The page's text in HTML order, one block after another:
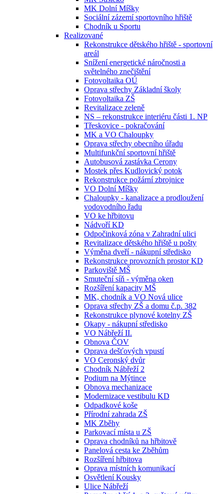
MK Dolní Míšky
Sociální zázemí sportovního hřiště
Chodník u Sportu
Realizované
Rekonstrukce dětského hřiště - sportovní
areál
Snížení energetické náročnosti a
světelného znečištění
Fotovoltaika OÚ
Oprava střechy Základní školy
Fotovoltaika ZŠ
Revitalizace zeleně
NS – rekonstrukce interiéru části 1. NP
Třeskovice - pokračování
MK a VO Chaloupky
Oprava střechy obecního úřadu
Multifunkční sportovní hřiště
Autobusová zastávka Cerony
Mostek přes Kudlovický potok
Rekonstrukce požární zbrojnice
VO Dolní Míšky
Chaloupky - kanalizace a prodloužení
vodovodního řadu
VO ke hřbitovu
Nádvoří KD
Odpočinková zóna v Zahradní ulici
Revitalizace dětského hřiště u pošty
Výměna dveří - nákupní středisko
Rekonstrukce provozních prostor KD
Parkoviště MŠ
Smuteční síň - výměna oken
Rozšíření kapacity MŠ
MK, chodník a VO Nová ulice
Oprava střechy ZŠ a domu č.p. 382
Rekonstrukce plynové kotelny ZŠ
Okapy - nákupní středisko
VO Nábřeží II.
Obnova ČOV
Oprava dešťových vpustí
VO Ceronský dvůr
Chodník Nábřeží 2
Podium na Mýtince
Obnova mechanizace
Modernizace vestibulu KD
Odpadkové koše
Přírodní zahrada ZŠ
MK Zběhy
Parkovací místa u ZŠ
Oprava chodníků na hřbitově
Panelová cesta ke Zběhům
Rozšíření hřbitova
Oprava místních komunikací
Osvětlení Kousky
Ulice Nábřeží